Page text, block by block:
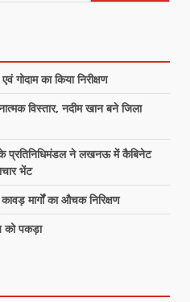
गोदाम का किया निरीक्षण
विस्तार, नदीम खान बने जिला
प्रतिनिधिमंडल ने लखनऊ में कैबिनेट
भेंट
मार्गों का औचक निरिक्षण
को पकड़ा